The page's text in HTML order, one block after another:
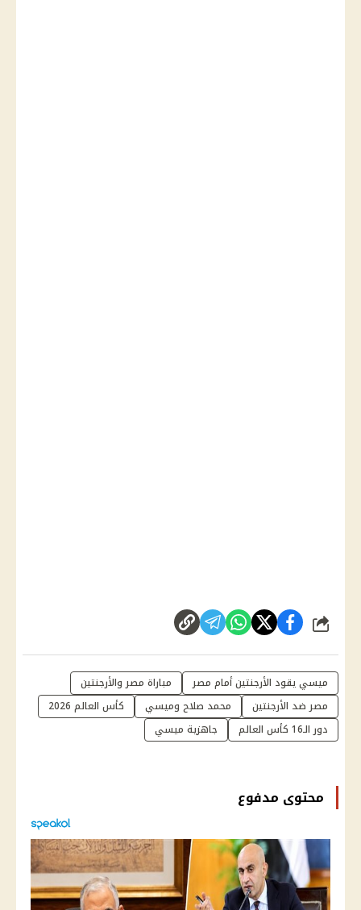
شارك
ميسي يقود الأرجنتين أمام مصر
مباراة مصر والأرجنتين
مصر ضد الأرجنتين
محمد صلاح وميسي
كأس العالم 2026
دور الـ16 كأس العالم
جاهزية ميسي
محتوى مدفوع